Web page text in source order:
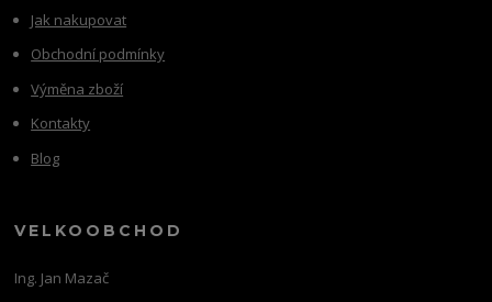
Jak nakupovat
Obchodní podmínky
Výměna zboží
Kontakty
Blog
VELKOOBCHOD
Ing. Jan Mazač